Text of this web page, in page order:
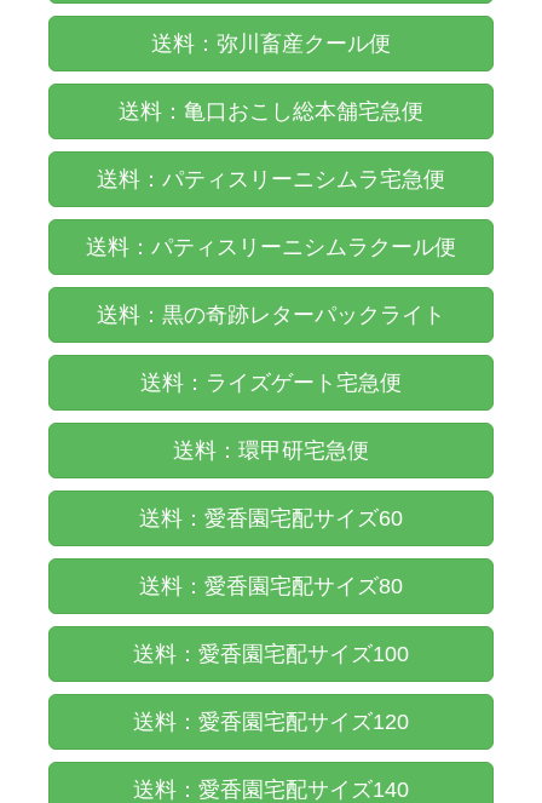
送料：弥川畜産クール便
送料：亀口おこし総本舗宅急便
送料：パティスリーニシムラ宅急便
送料：パティスリーニシムラクール便
送料：黒の奇跡レターパックライト
送料：ライズゲート宅急便
送料：環甲研宅急便
送料：愛香園宅配サイズ60
送料：愛香園宅配サイズ80
送料：愛香園宅配サイズ100
送料：愛香園宅配サイズ120
送料：愛香園宅配サイズ140